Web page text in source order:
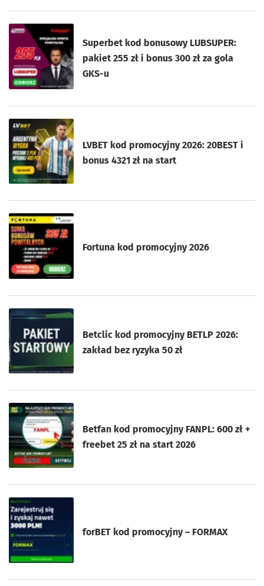
Superbet kod bonusowy LUBSUPER:
pakiet 255 zł i bonus 300 zł za gola
GKS-u
LVBET kod promocyjny 2026: 20BEST i
bonus 4321 zł na start
Fortuna kod promocyjny 2026
Betclic kod promocyjny BETLP 2026:
zakład bez ryzyka 50 zł
Betfan kod promocyjny FANPL: 600 zł +
freebet 25 zł na start 2026
forBET kod promocyjny – FORMAX